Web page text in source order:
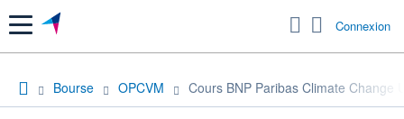
Menu Connexion
Bourse OPCVM Cours BNP Paribas Climate Change